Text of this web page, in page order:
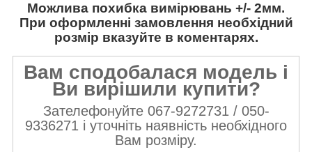
Можлива похибка вимірювань +/- 2мм.
При оформленні замовлення необхідний
розмір вказуйте в коментарях.
Вам сподобалася модель і
Ви вирішили купити?
Зателефонуйте 067-9272731 / 050-
9336271 і уточніть наявність необхідного
Вам розміру.